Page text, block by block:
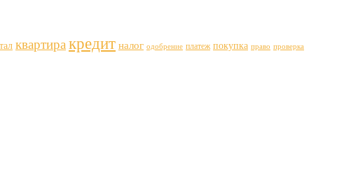
квартира кредит налог одобрение платеж покупка право проверка